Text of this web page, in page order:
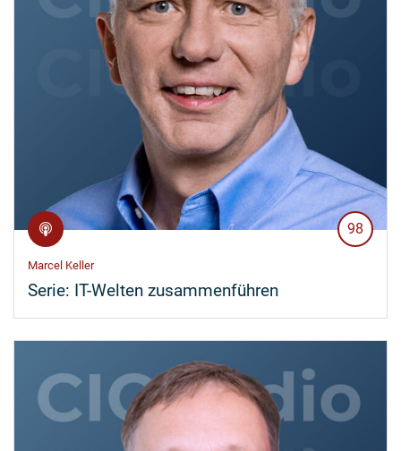
98
Marcel Keller
Serie: IT-Welten zusammenführen